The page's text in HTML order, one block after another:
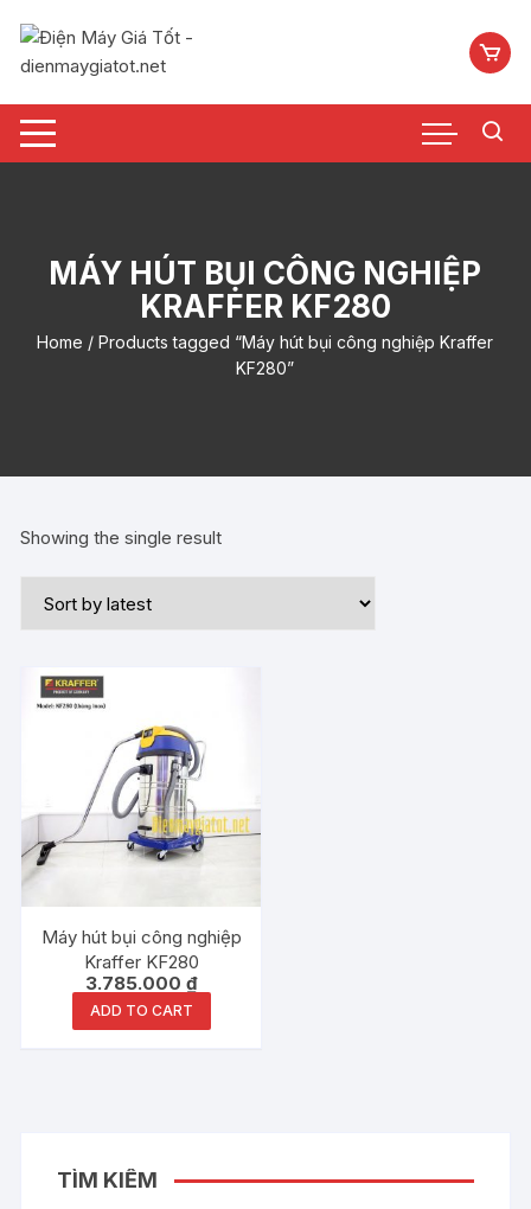
nội
MÁY HÚT BỤI CÔNG NGHIỆP
KRAFFER KF280
Home / Products tagged “Máy hút bụi công nghiệp Kraffer
KF280”
Showing the single result
Máy hút bụi công nghiệp
Kraffer KF280
3.785.000₫
ADD TO CART
TÌM KIẾM